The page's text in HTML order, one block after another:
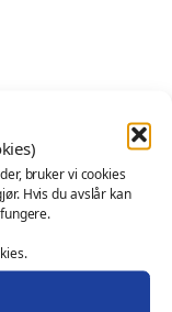
bruker vi cookies
Hvis du avslår kan